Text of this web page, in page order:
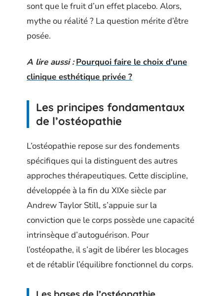
sont que le fruit d’un effet placebo. Alors,
mythe ou réalité ? La question mérite d’être
posée.
A lire aussi : Pourquoi faire le choix d'une
clinique esthétique privée ?
Les principes fondamentaux
de l’ostéopathie
L’ostéopathie repose sur des fondements
spécifiques qui la distinguent des autres
approches thérapeutiques. Cette discipline,
développée à la fin du XIXe siècle par
Andrew Taylor Still, s’appuie sur la
conviction que le corps possède une capacité
intrinsèque d’autoguérison. Pour
l’ostéopathe, il s’agit de libérer les blocages
et de rétablir l’équilibre fonctionnel du corps.